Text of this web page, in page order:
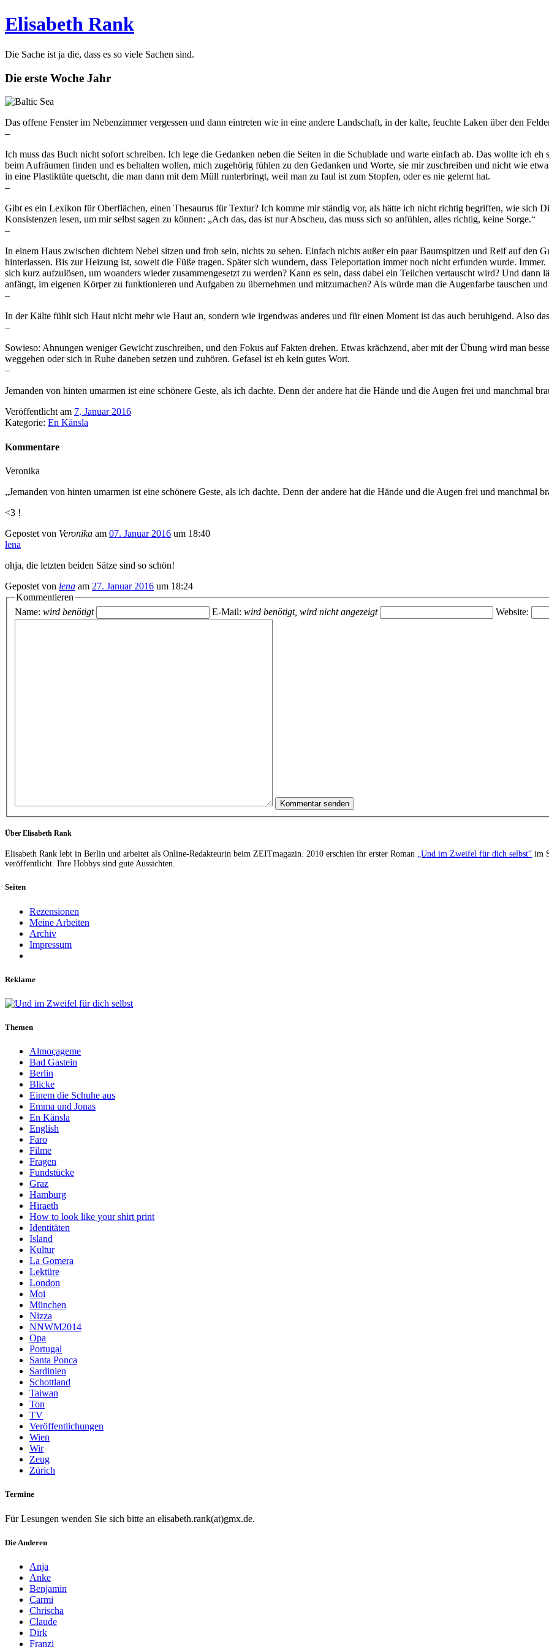
Elisabeth Rank
Die Sache ist ja die, dass es so viele Sachen sind.
Die erste Woche Jahr
Das offene Fenster im Nebenzimmer vergessen und dann eintreten wie in eine andere Landschaft, in der kalte, feuchte Laken über den
–
Ich muss das Buch nicht sofort schreiben. Ich lege die Gedanken neben die Seiten in die Schublade und warte einfach ab. Das wollte ich
beim Aufräumen finden und es behalten wollen, mich zugehörig fühlen zu den Gedanken und Worte, sie mir zuschreiben und nicht wie
in eine Plastiktüte quetscht, die man dann mit dem Müll runterbringt, weil man zu faul ist zum Stopfen, oder es nie gelernt hat.
–
Gibt es ein Lexikon für Oberflächen, einen Thesaurus für Textur? Ich komme mir ständig vor, als hätte ich nicht richtig begriffen, wie sich
Konsistenzen lesen, um mir selbst sagen zu können: „Ach das, das ist nur Abscheu, das muss sich so anfühlen, alles richtig, keine Sorge.“
–
In einem Haus zwischen dichtem Nebel sitzen und froh sein, nichts zu sehen. Einfach nichts außer ein paar Baumspitzen und Reif auf den
hinterlassen. Bis zur Heizung ist, soweit die Füße tragen. Später sich wundern, dass Teleportation immer noch nicht erfunden wurde.
sich kurz aufzulösen, um woanders wieder zusammengesetzt zu werden? Kann es sein, dass dabei ein Teilchen vertauscht wird? Und dann
anfängt, im eigenen Körper zu funktionieren und Aufgaben zu übernehmen und mitzumachen? Als würde man die Augenfarbe tauschen und
–
In der Kälte fühlt sich Haut nicht mehr wie Haut an, sondern wie irgendwas anderes und für einen Moment ist das auch beruhigend. Also
–
Sowieso: Ahnungen weniger Gewicht zuschreiben, und den Fokus auf Fakten drehen. Etwas krächzend, aber mit der Übung wird man
weggehen oder sich in Ruhe daneben setzen und zuhören. Gefasel ist eh kein gutes Wort.
–
Jemanden von hinten umarmen ist eine schönere Geste, als ich dachte. Denn der andere hat die Hände und die Augen frei und manchmal
Veröffentlicht am 7. Januar 2016
Kategorie: En Känsla
Kommentare
Veronika
„Jemanden von hinten umarmen ist eine schönere Geste, als ich dachte. Denn der andere hat die Hände und die Augen frei und manchmal
<3 !
Gepostet von Veronika am 07. Januar 2016 um 18:40
lena
ohja, die letzten beiden Sätze sind so schön!
Gepostet von lena am 27. Januar 2016 um 18:24
Kommentieren
Name: wird benötigt E-Mail: wird benötigt, wird nicht angezeigt Website:
Über Elisabeth Rank
Elisabeth Rank lebt in Berlin und arbeitet als Online-Redakteurin beim ZEITmagazin. 2010 erschien ihr erster Roman „Und im Zweifel für dich selbst“ im
veröffentlicht. Ihre Hobbys sind gute Aussichten.
Seiten
Rezensionen
Meine Arbeiten
Archiv
Impressum
Reklame
Themen
Almoçageme
Bad Gastein
Berlin
Blicke
Einem die Schuhe aus
Emma und Jonas
En Känsla
English
Faro
Filme
Fragen
Fundstücke
Graz
Hamburg
Hiraeth
How to look like your shirt print
Identitäten
Island
Kultur
La Gomera
Lektüre
London
Moi
München
Nizza
NNWM2014
Opa
Portugal
Santa Ponca
Sardinien
Schottland
Taiwan
Ton
TV
Veröffentlichungen
Wien
Wir
Zeug
Zürich
Termine
Für Lesungen wenden Sie sich bitte an elisabeth.rank(at)gmx.de.
Die Anderen
Anja
Anke
Benjamin
Carmi
Chrischa
Claude
Dirk
Franzi